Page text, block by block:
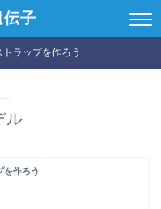
子
トラップを作ろう
ル
を作ろう